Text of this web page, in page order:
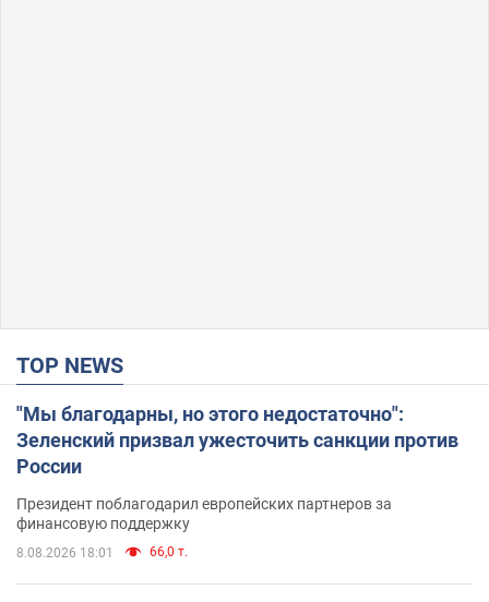
TOP NEWS
"Мы благодарны, но этого недостаточно":
Зеленский призвал ужесточить санкции против
России
Президент поблагодарил европейских партнеров за
финансовую поддержку
8.08.2026 18:01 66,0 т.